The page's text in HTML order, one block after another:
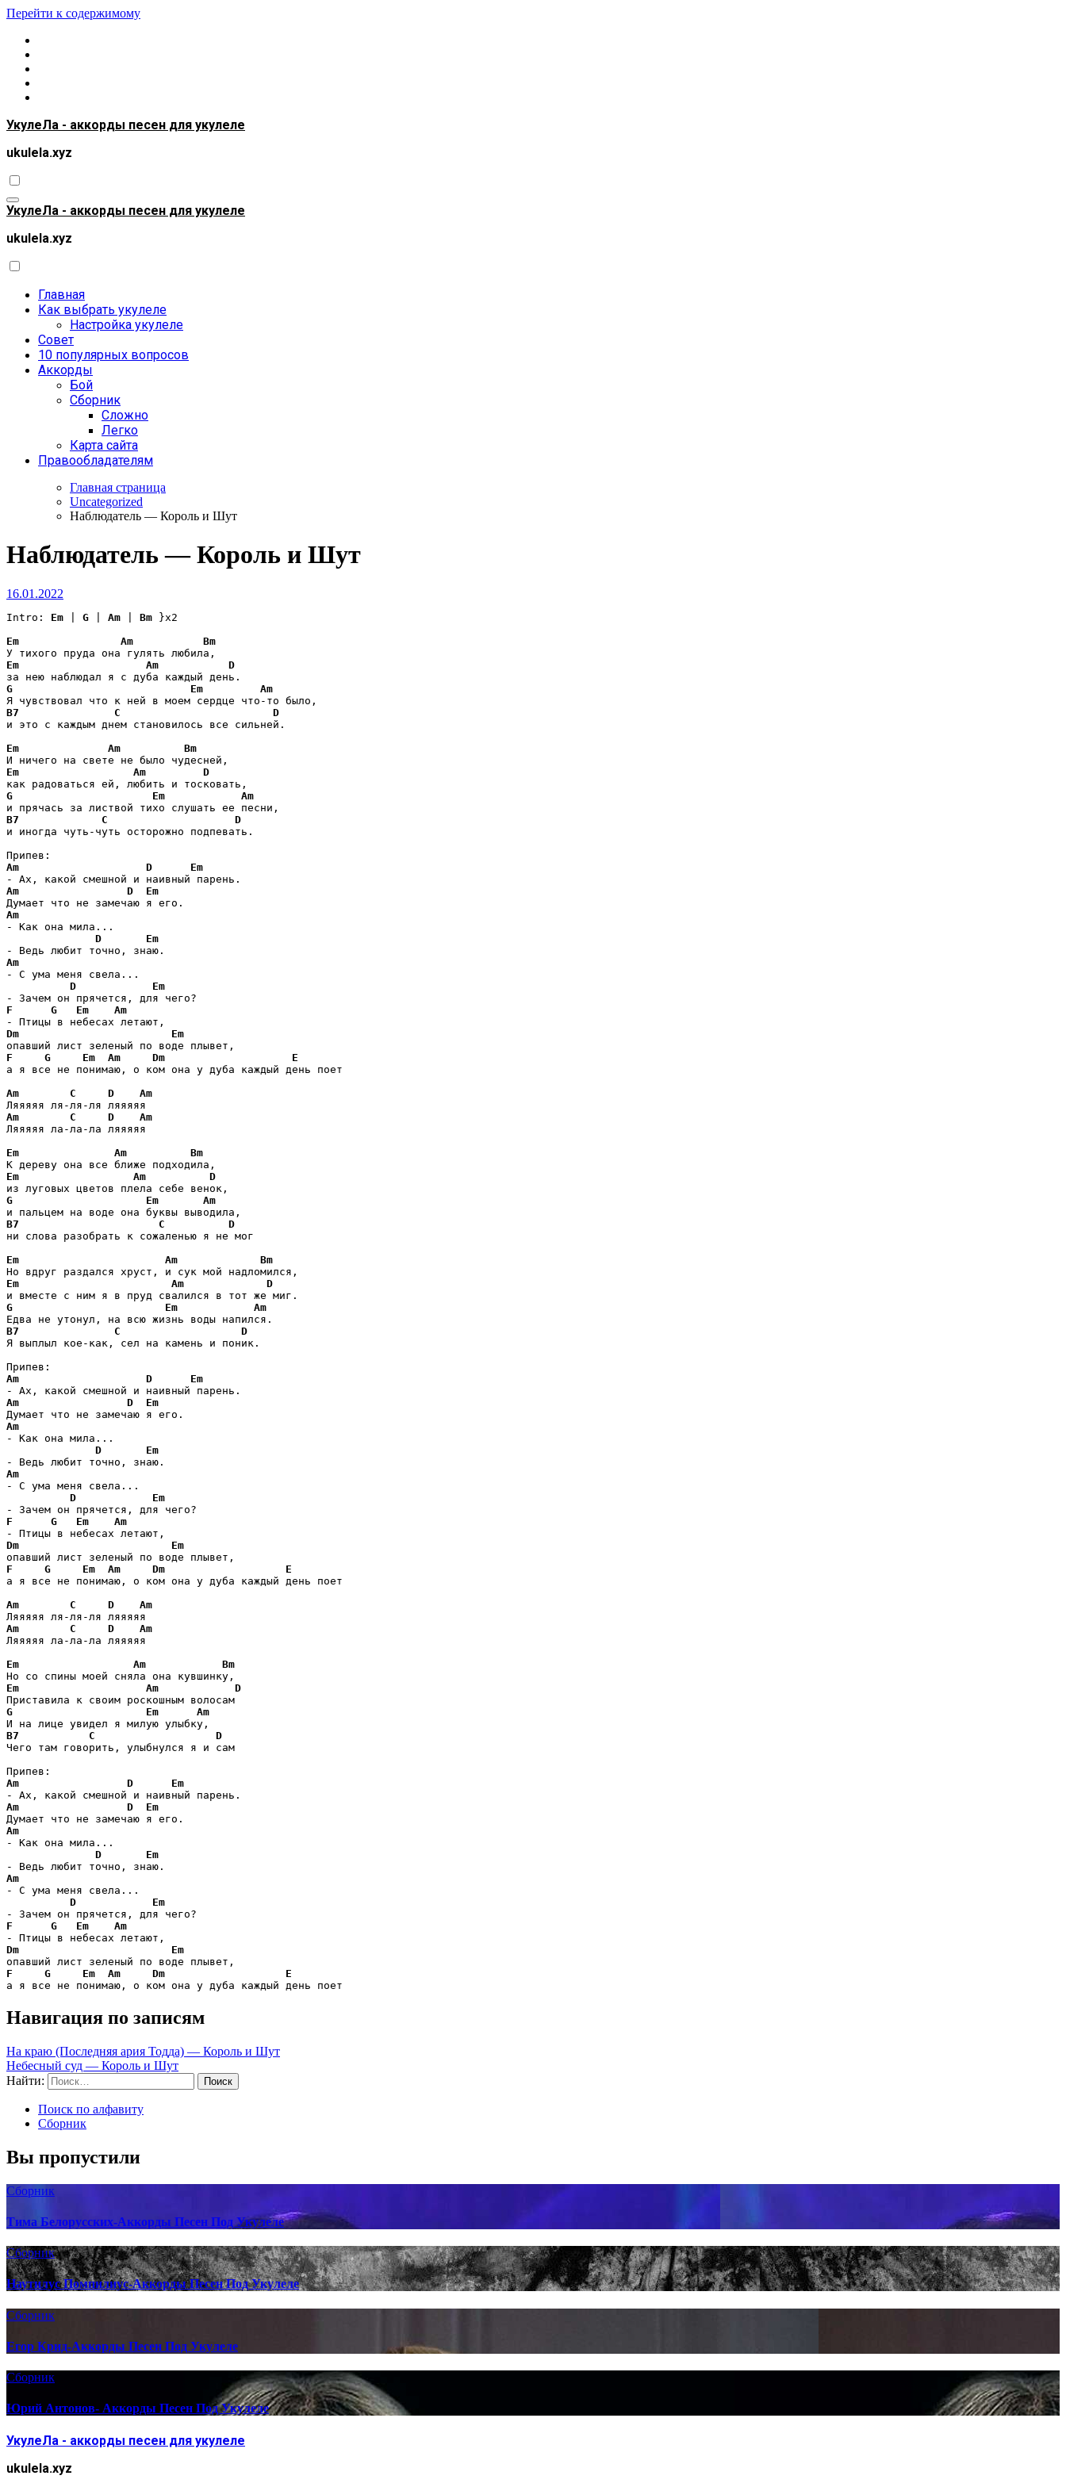
Перейти к содержимому
УкулеЛа - аккорды песен для укулеле
ukulela.xyz
УкулеЛа - аккорды песен для укулеле
ukulela.xyz
Главная
Как выбрать укулеле
Настройка укулеле
Совет
10 популярных вопросов
Аккорды
Бой
Сборник
Сложно
Легко
Карта сайта
Правообладателям
Главная страница
Uncategorized
Наблюдатель — Король и Шут
Наблюдатель — Король и Шут
16.01.2022
Intro: Em G Am Bm }x2
Em
Am
Bm
Em
Am
D
G
Em
Am
B7
C
D
и это с каждым днем становилось все сильней.
Em
Am
Bm
Em
Am
D
G
Em
Am
B7
C
D
и иногда чуть-чуть осторожно подпевать.
Am
D
Em
Am
D
Em
Am
- Как она мила...
D
Em
Am
- С ума меня свела...
D
Em
F
G Em
Am
Dm
Em
F
G Em Am Dm
E
а я все не понимаю, о ком она у дуба каждый день поет
Am
C D
Am
Am
C D
Am
Ляяяяя ла-ла-ла ляяяяя
Em
Am
Bm
Em
Am
D
G
Em
Am
B7
C
D
ни слова разобрать к сожаленью я не мог
Em
Am
Bm
Em
Am
D
G
Em
Am
B7
C
D
Я выплыл кое-как, сел на камень и поник.
Am
D
Em
Am
D
Em
Am
- Как она мила...
D
Em
Am
- С ума меня свела...
D
Em
F
G Em
Am
Dm
Em
F
G Em Am Dm
E
а я все не понимаю, о ком она у дуба каждый день поет
Am
C D
Am
Am
C D
Am
Ляяяяя ла-ла-ла ляяяяя
Em
Am
Bm
Em
Am
D
G
Em
Am
B7
C
D
Чего там говорить, улыбнулся я и сам
Am
D
Em
Am
D
Em
Am
- Как она мила...
D
Em
Am
- С ума меня свела...
D
Em
F
G Em
Am
Dm
Em
F
G Em Am Dm
E
а я все не понимаю, о ком она у дуба каждый день поет
Навигация по записям
На краю (Последняя ария Тодда) — Король и Шут
Небесный суд — Король и Шут
Найти:
Поиск по алфавиту
Сборник
Вы пропустили
Сборник
Тима Белорусских-Аккорды Песен Под Укулеле
Сборник
Наутилус Помпилиус-Аккорды Песен Под Укулеле
Сборник
Егор Крид-Аккорды Песен Под Укулеле
Сборник
Юрий Антонов- Аккорды Песен Под Укулеле
УкулеЛа - аккорды песен для укулеле
ukulela.xyz